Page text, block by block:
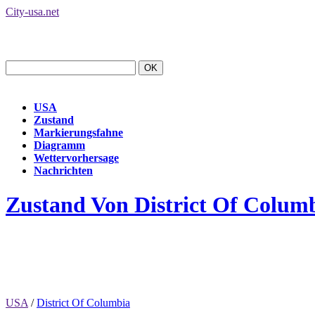
City-usa.net
USA
Zustand
Markierungsfahne
Diagramm
Wettervorhersage
Nachrichten
Zustand Von District Of
USA /District Of Columbia